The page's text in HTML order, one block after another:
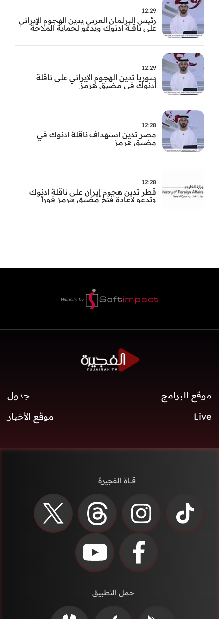
12:29
رئيس البرلمان العربي يدين الهجوم الإيراني
على ناقلة أدنوك ويدعو لحماية الملاحة
12:29
سوريا تدين الهجوم الإيراني على ناقلة
أدنوك في مضيق هرمز ‏
12:28
مصر تدين استهداف ناقلة أدنوك في
مضيق هرمز
12:28
قطر تدين هجوم إيران على ناقلة أدنوك
وتدعو لإعادة فتح مضيق هرمز فوراً
موقع البرامج
جدول
Live
موقع الأخبار
قناة الفجيرة
حمل التطبيق